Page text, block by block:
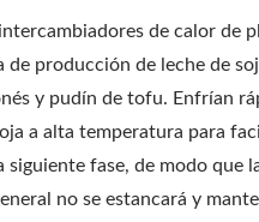
intercambiadores de calor de
de producción de leche de
y pudín de tofu. Enfrían
a alta temperatura para
siguiente fase, de modo que
no se estancará y